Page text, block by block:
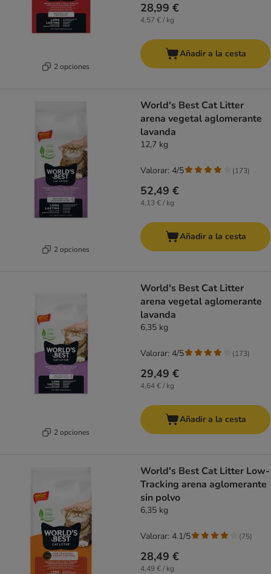
2 opciones
28,99 €
4,57 € / kg
Añadir a la cesta
2 opciones
World's Best Cat Litter
arena vegetal aglomerante
lavanda
12,7 kg
52,49 €
4,13 € / kg
Valorar: 4/5 (173)
Añadir a la cesta
2 opciones
World's Best Cat Litter
arena vegetal aglomerante
lavanda
6,35 kg
29,49 €
4,64 € / kg
Valorar: 4/5 (173)
Añadir a la cesta
World's Best Cat Litter Low-
Tracking arena aglomerante
sin polvo
6,35 kg
28,49 €
4,49 € / kg
Valorar: 4.1/5 (75)